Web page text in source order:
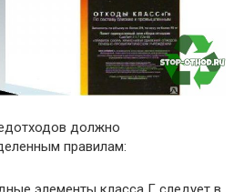
должно
правилам: